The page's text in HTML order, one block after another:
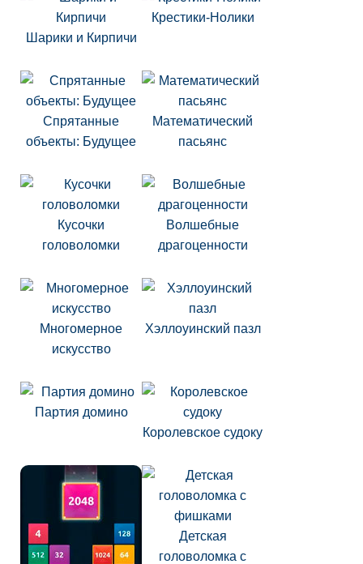
Шарики и Кирпичи
Крестики-Нолики
Спрятанные
объекты: Будущее
Математический
пасьянс
Кусочки
головоломки
Волшебные
драгоценности
Многомерное
искусство
Хэллоуинский пазл
Партия домино
Королевское судоку
Детская
головоломка с